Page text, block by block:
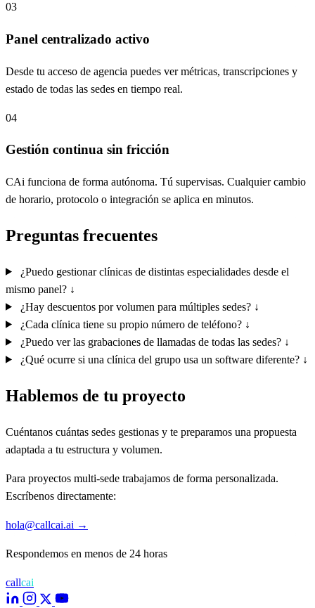
03
Panel centralizado activo
Desde tu acceso de agencia puedes ver métricas, transcripciones y
estado de todas las sedes en tiempo real.
04
Gestión continua sin fricción
CAi funciona de forma autónoma. Tú supervisas. Cualquier cambio
de horario, protocolo o integración se aplica en minutos.
Preguntas frecuentes
¿Puedo gestionar clínicas de distintas especialidades desde el
mismo panel? ↓
¿Hay descuentos por volumen para múltiples sedes? ↓
¿Cada clínica tiene su propio número de teléfono? ↓
¿Puedo ver las grabaciones de llamadas de todas las sedes? ↓
¿Qué ocurre si una clínica del grupo usa un software diferente? ↓
Hablemos de tu proyecto
Cuéntanos cuántas sedes gestionas y te preparamos una propuesta
adaptada a tu estructura y volumen.
Para proyectos multi-sede trabajamos de forma personalizada.
Escríbenos directamente:
hola@callcai.ai →
Respondemos en menos de 24 horas
callcai